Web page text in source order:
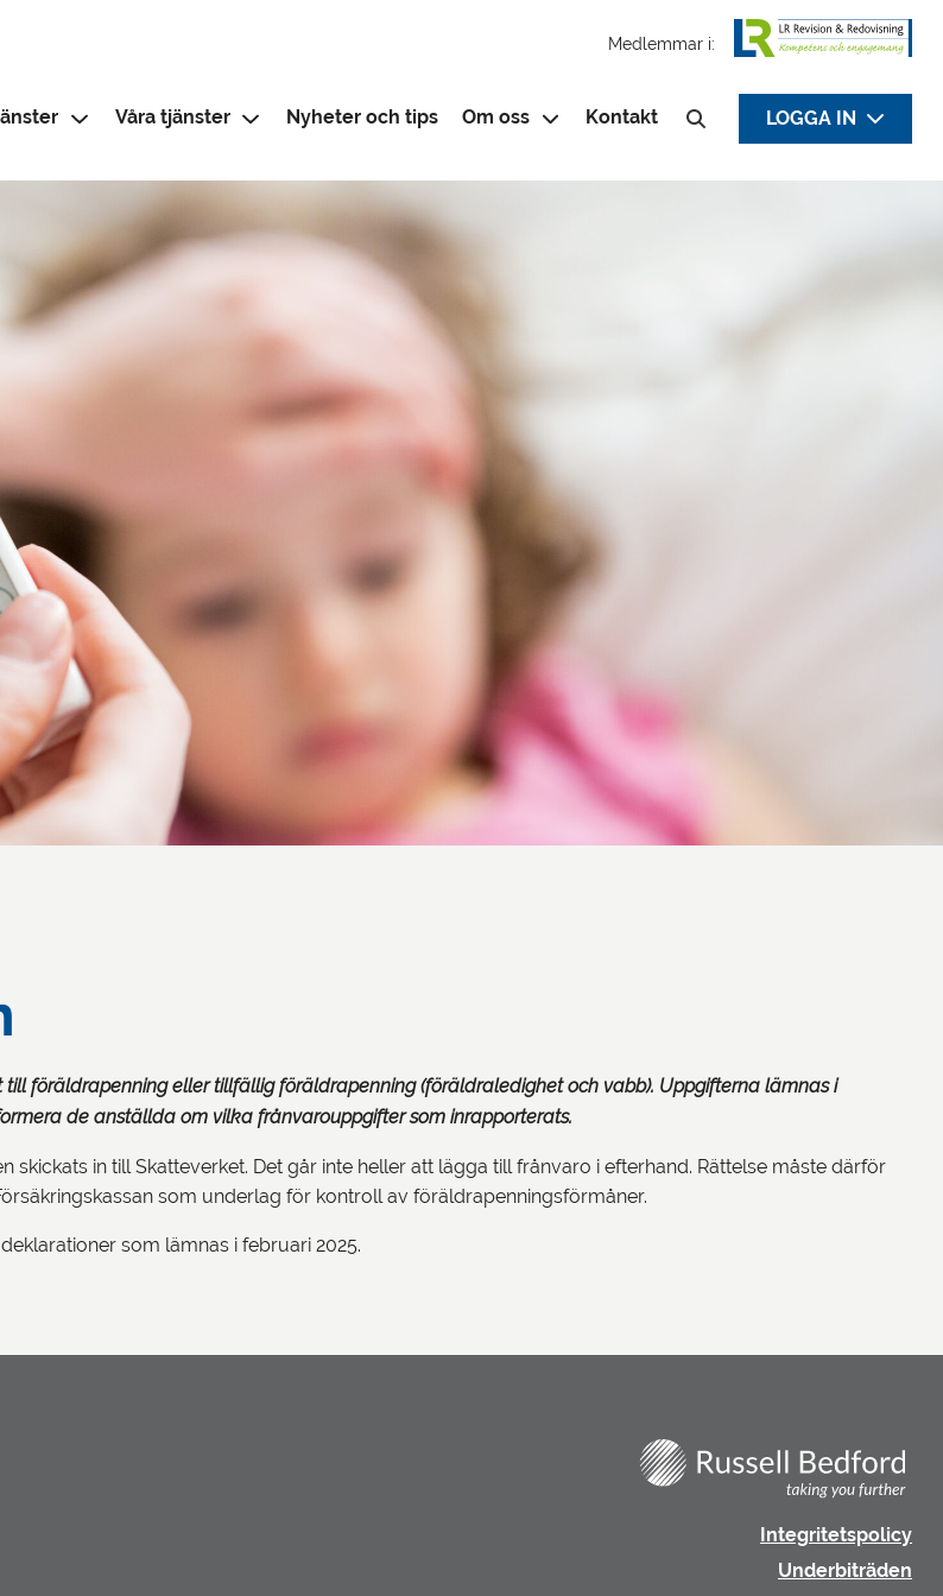
Medlemmar i:
Våra tjänster Nyheter och tips Om oss Kontakt
Sök efter:
LOGGA IN
föräldrapenning eller tillfällig föräldrapenning (föräldraledighet och vabb). Uppgifterna lämnas i
de anställda om vilka frånvarouppgifter som inrapporterats.
in till Skatteverket. Det går inte heller att lägga till frånvaro i efterhand. Rättelse måste därför
som underlag för kontroll av föräldrapenningsförmåner.
som lämnas i februari 2025.
Integritetspolicy
Underbiträden